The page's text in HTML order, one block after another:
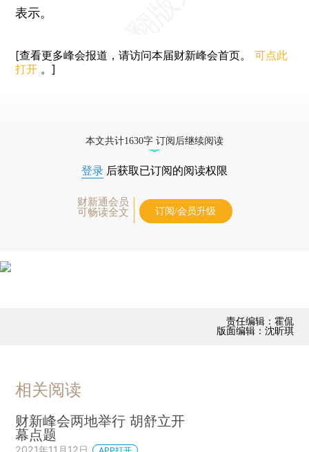
表示。
[查看更多峰会报道，请访问本届财新峰会首页。可点此
打开 。]
本文共计1630字 订阅后继续阅读
登录 后获取已订阅的阅读权限
财新通会员
可畅读全文
订阅/会员升级
责任编辑：霍侃
版面编辑：沈昕琪
相关阅读
财新峰会两地举行 胡舒立开
幕点题